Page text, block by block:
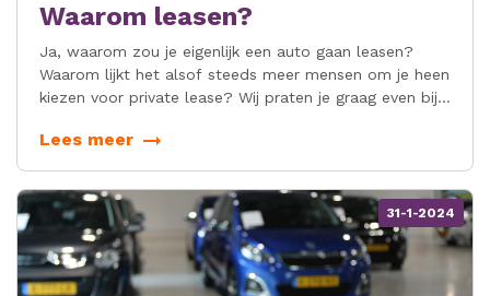
Waarom leasen?
Ja, waarom zou je eigenlijk een auto gaan leasen?
Waarom lijkt het alsof steeds meer mensen om je heen
kiezen voor private lease? Wij praten je graag even bij
Lees meer
31-1-2024